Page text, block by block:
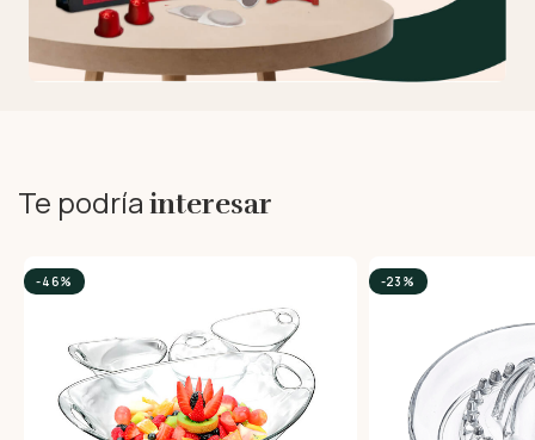
Te podría interesar
-46% -23%